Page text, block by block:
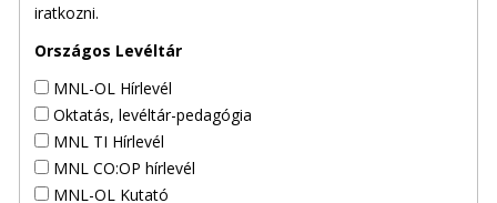
iratkozni.
Országos Levéltár
MNL-OL Hírlevél
Oktatás, levéltár-pedagógia
MNL TI Hírlevél
MNL CO:OP hírlevél
MNL-OL Kutató